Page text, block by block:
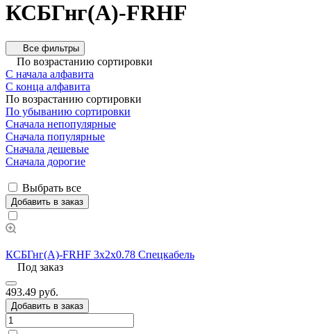
КСБГнг(А)-FRHF
Все фильтры
По возрастанию сортировки
С начала алфавита
С конца алфавита
По возрастанию сортировки
По убыванию сортировки
Сначала непопулярные
Сначала популярные
Сначала дешевые
Сначала дорогие
Выбрать все
Добавить в заказ
КСБГнг(А)-FRHF 3х2х0.78 Спецкабель
Под заказ
493.49 руб.
Добавить в заказ